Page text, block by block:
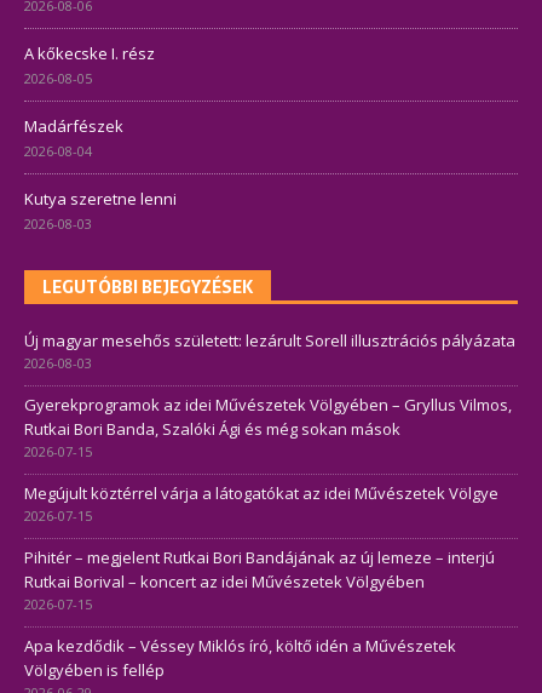
2026-08-06
A kőkecske I. rész
2026-08-05
Madárfészek
2026-08-04
Kutya szeretne lenni
2026-08-03
LEGUTÓBBI BEJEGYZÉSEK
Új magyar mesehős született: lezárult Sorell illusztrációs pályázata
2026-08-03
Gyerekprogramok az idei Művészetek Völgyében – Gryllus Vilmos,
Rutkai Bori Banda, Szalóki Ági és még sokan mások
2026-07-15
Megújult köztérrel várja a látogatókat az idei Művészetek Völgye
2026-07-15
Pihitér – megjelent Rutkai Bori Bandájának az új lemeze – interjú
Rutkai Borival – koncert az idei Művészetek Völgyében
2026-07-15
Apa kezdődik – Véssey Miklós író, költő idén a Művészetek
Völgyében is fellép